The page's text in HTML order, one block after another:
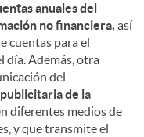
anuales del
no financiera, así
cuentas para el
día. Además, otra
del
de la
diferentes medios de
y que transmite el